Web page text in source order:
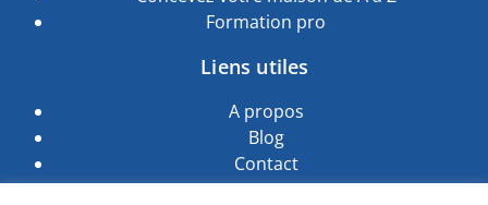
Formation pro
Liens utiles
A propos
Blog
Contact